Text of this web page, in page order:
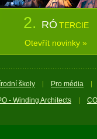
2. RÓ TERCIE
Otevřít novinky »
školy
Pro média
- Winding Architects